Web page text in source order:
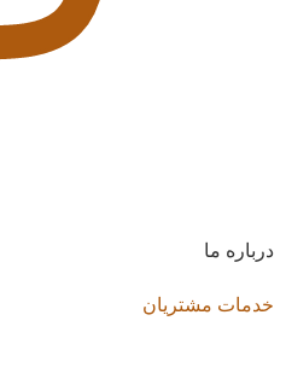
درباره ما
خدمات مشتریان